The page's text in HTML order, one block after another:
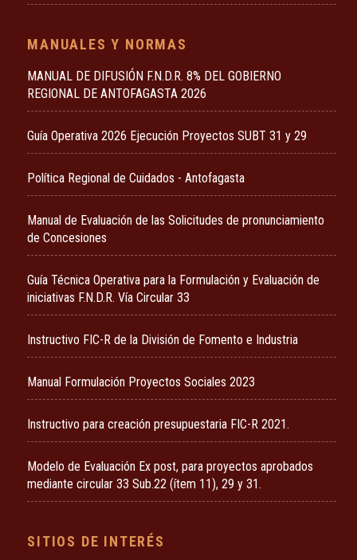
MANUALES Y NORMAS
MANUAL DE DIFUSIÓN F.N.D.R. 8% DEL GOBIERNO
REGIONAL DE ANTOFAGASTA 2026
Guía Operativa 2026 Ejecución Proyectos SUBT 31 y 29
Política Regional de Cuidados - Antofagasta
Manual de Evaluación de las Solicitudes de pronunciamiento
de Concesiones
Guía Técnica Operativa para la Formulación y Evaluación de
iniciativas F.N.D.R. Vía Circular 33
Instructivo FIC-R de la División de Fomento e Industria
Manual Formulación Proyectos Sociales 2023
Instructivo para creación presupuestaria FIC-R 2021.
Modelo de Evaluación Ex post, para proyectos aprobados
mediante circular 33 Sub.22 (ítem 11), 29 y 31.
SITIOS DE INTERÉS